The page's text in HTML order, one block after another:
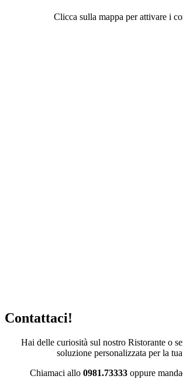
Clicca sulla mappa per attivare i
Contattaci!
Hai delle curiosità sul nostro Ristorante o
soluzione personalizzata per la
Chiamaci allo 0981.73333oppure